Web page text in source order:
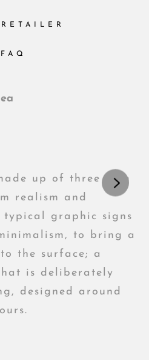
FAQ
up of three firm
realism and
typical graphic signs
to bring a
the surface; a
is deliberately
designed around